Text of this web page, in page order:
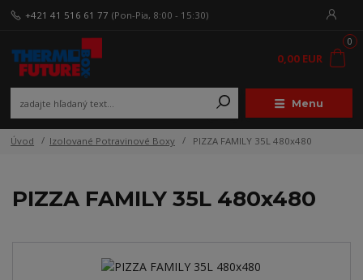
Menu
+421 41 516 61 77 (Pon-Pia, 8:00 - 15:30)
0
0,00 EUR
Úvod Izolované Potravinové Boxy PIZZA FAMILY 35L 480x480
PIZZA FAMILY 35L 480x480